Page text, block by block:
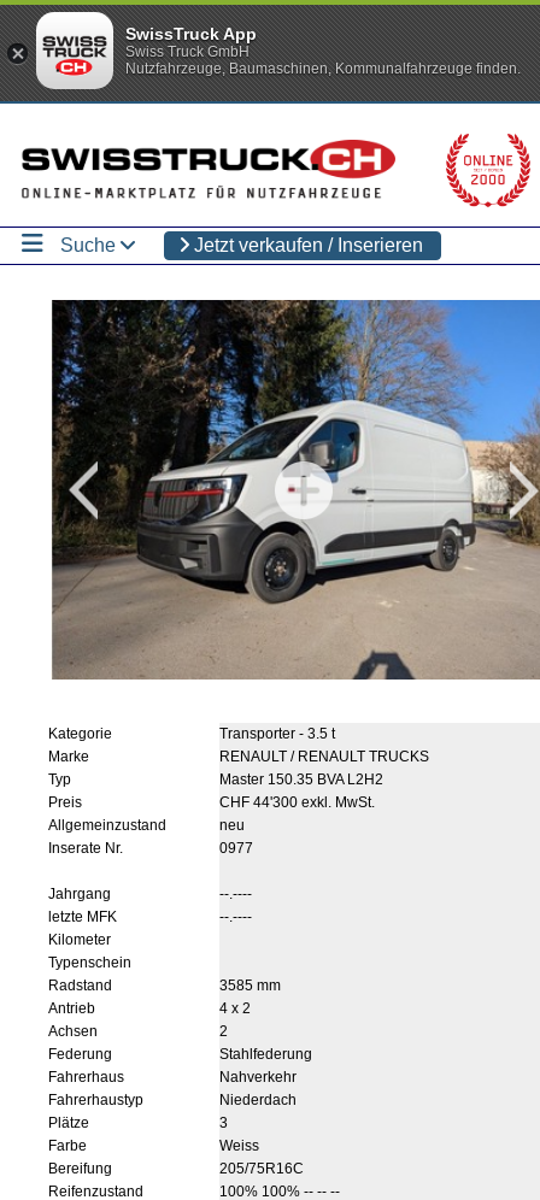
Suche Jetzt verkaufen / Inserieren
Kategorie
Transporter - 3.5 t
Marke
RENAULT / RENAULT TRUCKS
Typ
Master 150.35 BVA L2H2
Preis
CHF 44'300 exkl. MwSt.
Allgemeinzustand
neu
Inserate Nr.
0977
Jahrgang
--.----
letzte MFK
--.----
Kilometer
Typenschein
Radstand
3585 mm
Antrieb
4 x 2
Achsen
2
Federung
Stahlfederung
Fahrerhaus
Nahverkehr
Fahrerhaustyp
Niederdach
Plätze
3
Farbe
Weiss
Bereifung
205/75R16C
Reifenzustand
100% 100% -- -- --
SwissTruck App
Swiss Truck GmbH
Nutzfahrzeuge, Baumaschinen, Kommunalfahrzeuge finden.